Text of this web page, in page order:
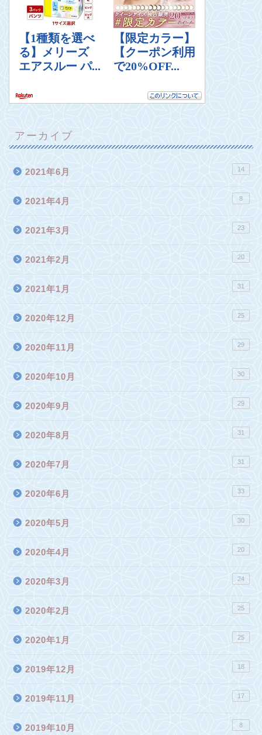
アーカイブ
2021年6月 14
2021年4月 8
2021年3月 23
2021年2月 20
2021年1月 31
2020年12月 25
2020年11月 29
2020年10月 30
2020年9月 29
2020年8月 31
2020年7月 31
2020年6月 33
2020年5月 30
2020年4月 20
2020年3月 24
2020年2月 25
2020年1月 25
2019年12月 18
2019年11月 17
2019年10月 8